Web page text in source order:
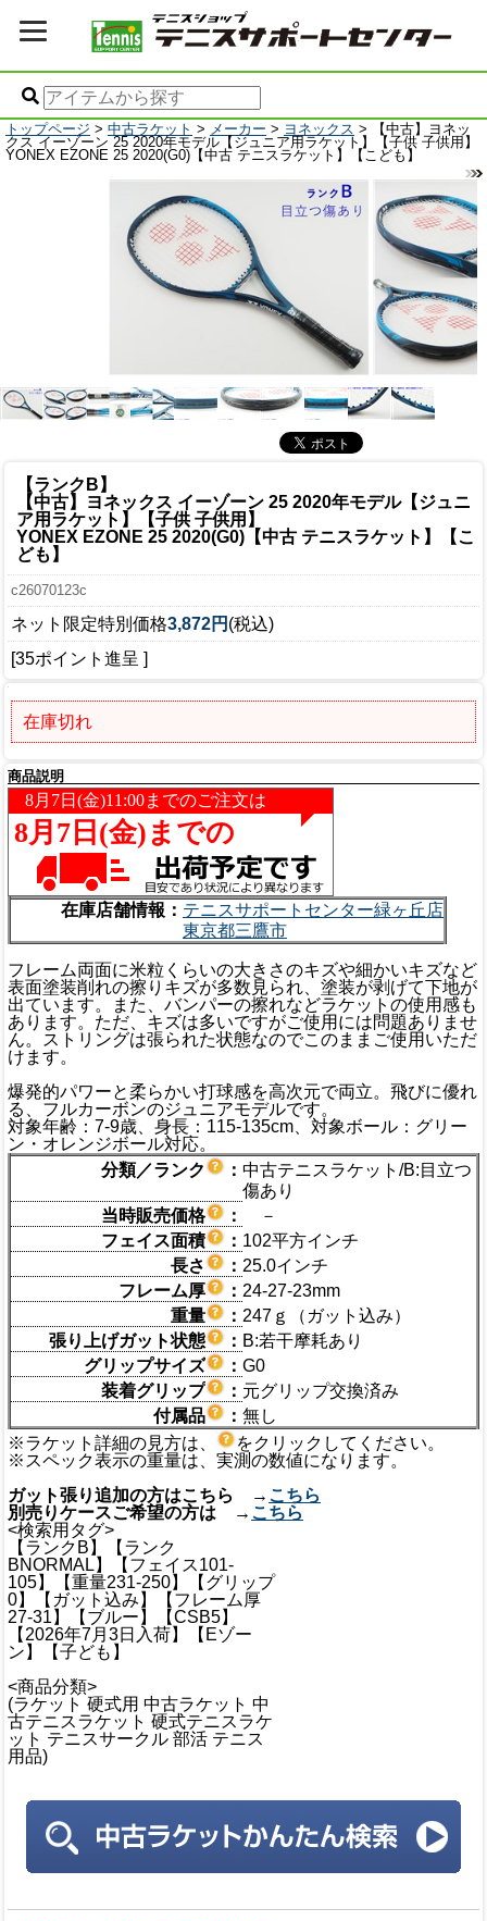
トップページ > 中古ラケット > メーカー > ヨネックス > 【中古】ヨネッ
クス イーゾーン 25 2020年モデル【ジュニア用ラケット】【子供 子供用】
YONEX EZONE 25 2020(G0)【中古 テニスラケット】【こども】
【ランクB】
【中古】ヨネックス イーゾーン 25 2020年モデル【ジュニ
ア用ラケット】【子供 子供用】
YONEX EZONE 25 2020(G0)【中古 テニスラケット】【こ
ども】
c26070123c
ネット限定特別価格3,872円 (税込)
[35ポイント進呈 ]
在庫切れ
商品説明
在庫店舗情報： テニスサポートセンター緑ヶ丘店
東京都三鷹市
フレーム両面に米粒くらいの大きさのキズや細かいキズなど
表面塗装削れの擦りキズが多数見られ、塗装が剥げて下地が
出ています。また、バンパーの擦れなどラケットの使用感も
あります。ただ、キズは多いですがご使用には問題ありませ
ん。ストリングは張られた状態なのでこのままご使用いただ
けます。
爆発的パワーと柔らかい打球感を高次元で両立。飛びに優れ
る、フルカーボンのジュニアモデルです。
対象年齢：7-9歳、身長：115-135cm、対象ボール：グリー
ン・オレンジボール対応。
分類／ランク
： 中古テニスラケット/B:目立つ
傷あり
当時販売価格
：
－
フェイス面積
： 102平方インチ
長さ
： 25.0インチ
フレーム厚
： 24-27-23mm
重量
： 247ｇ（ガット込み）
張り上げガット状態
： B:若干摩耗あり
グリップサイズ
： G0
装着グリップ
： 元グリップ交換済み
付属品
： 無し
※ラケット詳細の見方は、
をクリックしてください。
※スペック表示の重量は、実測の数値になります。
ガット張り追加の方はこちら → こちら
別売りケースご希望の方は → こちら
<検索用タグ>
【ランクB】【ランク
BNORMAL】【フェイス101-
105】【重量231-250】【グリップ
0】【ガット込み】【フレーム厚
27-31】【ブルー】【CSB5】
【2026年7月3日入荷】【Eゾー
ン】【子ども】
<商品分類>
(ラケット 硬式用 中古ラケット 中
古テニスラケット 硬式テニスラケ
ット テニスサークル 部活 テニス
用品)